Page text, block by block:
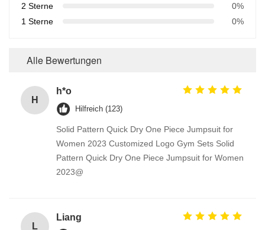
2 Sterne
0%
1 Sterne
0%
Alle Bewertungen
H
h*o
Hilfreich (123)
Solid Pattern Quick Dry One Piece Jumpsuit for
Women 2023 Customized Logo Gym Sets Solid
Pattern Quick Dry One Piece Jumpsuit for Women
2023@
L
Liang